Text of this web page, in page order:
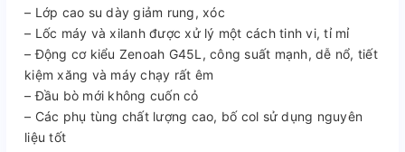
– Lớp cao su dày giảm rung, xóc
– Lốc máy và xilanh được xử lý một cách tinh vi, tỉ mỉ
– Động cơ kiểu Zenoah G45L, công suất mạnh, dễ nổ, tiết
kiệm xăng và máy chạy rất êm
– Đầu bò mới không cuốn cỏ
– Các phụ tùng chất lượng cao, bố col sử dụng nguyên
liệu tốt